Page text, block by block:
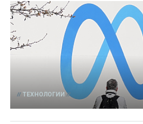
ТЕХНОЛОГИИ